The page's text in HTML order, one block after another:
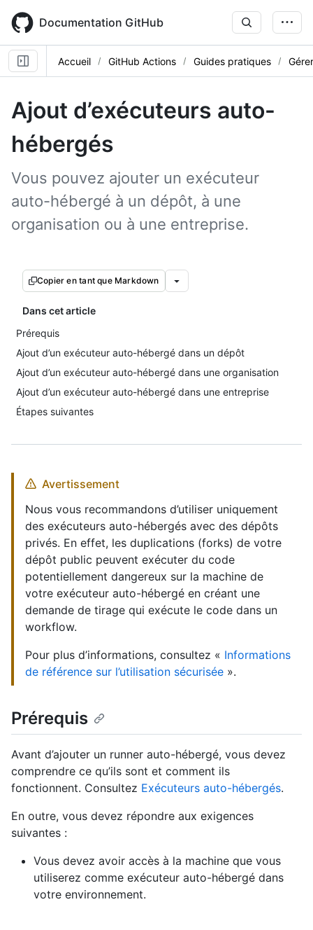
main
content
Documentation GitHub
Accueil GitHub Actions Guides pratiques
Ajout d’exécuteurs auto-
hébergés
Vous pouvez ajouter un exécuteur
auto-hébergé à un dépôt, à une
organisation ou à une entreprise.
Copier en tant que Markdown
Dans cet article
Prérequis
Ajout d’un exécuteur auto-hébergé dans un dépôt
Ajout d’un exécuteur auto-hébergé dans une organisation
Ajout d’un exécuteur auto-hébergé dans une entreprise
Étapes suivantes
Avertissement
Nous vous recommandons d’utiliser uniquement
des exécuteurs auto-hébergés avec des dépôts
privés. En effet, les duplications (forks) de votre
dépôt public peuvent exécuter du code
potentiellement dangereux sur la machine de
votre exécuteur auto-hébergé en créant une
demande de tirage qui exécute le code dans un
workflow.
Pour plus d’informations, consultez « Informations
de référence sur l’utilisation sécurisée ».
Prérequis
Avant d’ajouter un runner auto-hébergé, vous devez
comprendre ce qu’ils sont et comment ils
fonctionnent. Consultez Exécuteurs auto-hébergés.
En outre, vous devez répondre aux exigences
suivantes :
Vous devez avoir accès à la machine que vous
utiliserez comme exécuteur auto-hébergé dans
votre environnement.